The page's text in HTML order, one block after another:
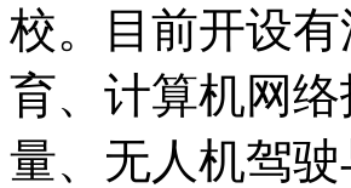
校。目前开设
育、计算机网
量、无人机驾